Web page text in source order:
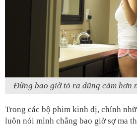
Đừng bao giờ tỏ ra dũng cảm hơn
Trong các bộ phim kinh dị, chính
luôn nói mình chẳng bao giờ sợ ma